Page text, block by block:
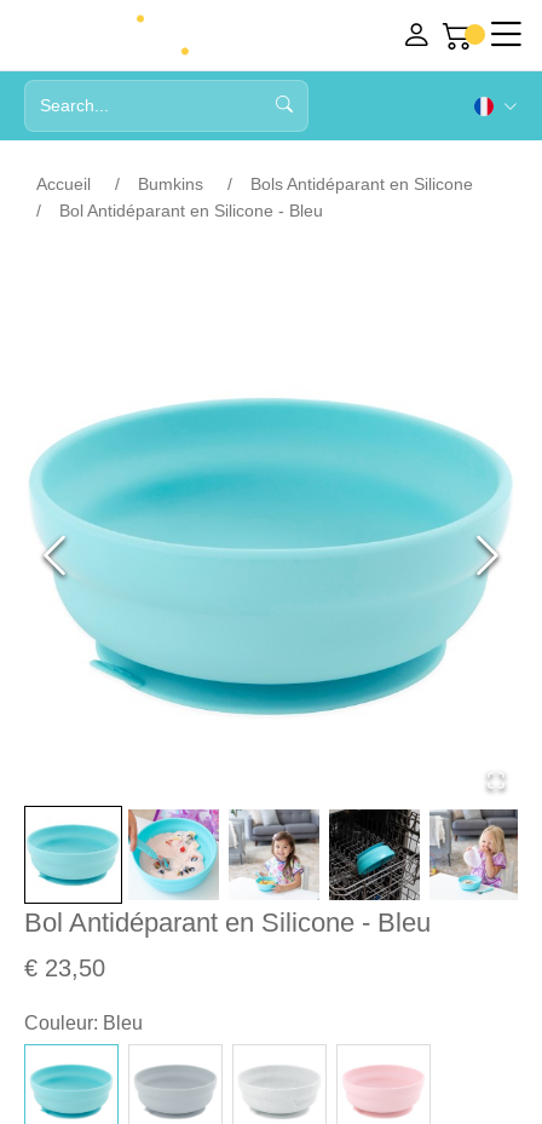
Accueil Bumkins
Bols Antidéparant en Silicone
Bol Antidéparant en Silicone - Bleu
Bol Antidéparant en Silicone - Bleu
€ 23,50
Couleur: Bleu